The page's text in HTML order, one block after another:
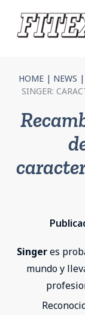
HOME | NEWS |
SINGER:
Singeres
mundo y